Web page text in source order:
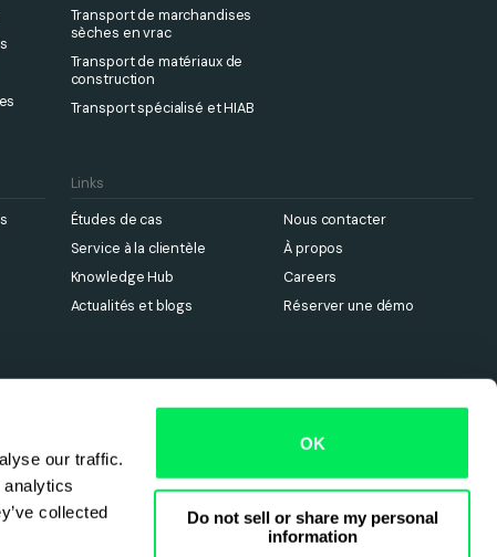
our traffic.
collected
OK
Do not sell or share my personal
information
Transport de marchandises
sèches en vrac
Transport de matériaux de
construction
Transport spécialisé et HIAB
Links
Études de cas
Service à la clientèle
Knowledge Hub
Actualités et blogs
Nous contacter
À propos
Careers
Réserver une démo